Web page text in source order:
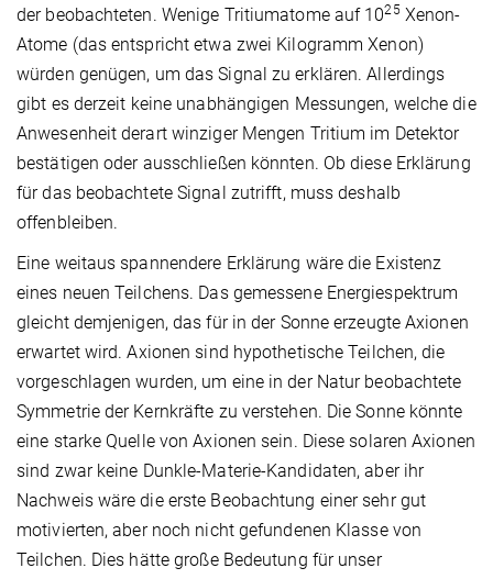
der beobachteten. Wenige Tritiumatome auf 1025 Xenon-
Atome (das entspricht etwa zwei Kilogramm Xenon)
würden genügen, um das Signal zu erklären. Allerdings
gibt es derzeit keine unabhängigen Messungen, welche die
Anwesenheit derart winziger Mengen Tritium im Detektor
bestätigen oder ausschließen könnten. Ob diese Erklärung
für das beobachtete Signal zutrifft, muss deshalb
offenbleiben.
Eine weitaus spannendere Erklärung wäre die Existenz
eines neuen Teilchens. Das gemessene Energiespektrum
gleicht demjenigen, das für in der Sonne erzeugte Axionen
erwartet wird. Axionen sind hypothetische Teilchen, die
vorgeschlagen wurden, um eine in der Natur beobachtete
Symmetrie der Kernkräfte zu verstehen. Die Sonne könnte
eine starke Quelle von Axionen sein. Diese solaren Axionen
sind zwar keine Dunkle-Materie-Kandidaten, aber ihr
Nachweis wäre die erste Beobachtung einer sehr gut
motivierten, aber noch nicht gefundenen Klasse von
Teilchen. Dies hätte große Bedeutung für unser